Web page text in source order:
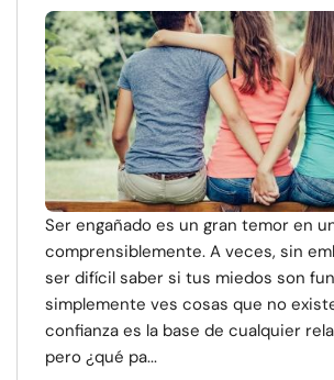
Ser engañado es un gran temor en
comprensiblemente. A veces, sin
ser difícil saber si tus miedos son
simplemente ves cosas que no
confianza es la base de cualquier
pero ¿qué pa...